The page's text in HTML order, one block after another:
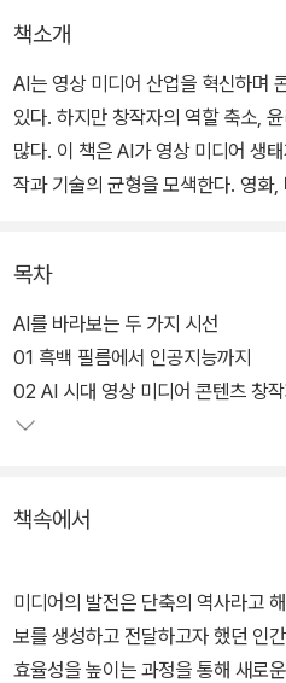
책소개
AI는 영상 미디어 산업을 혁신하며
있다. 하지만 창작자의 역할 축소,
많다. 이 책은 AI가 영상 미디어 생
작과 기술의 균형을 모색한다. 영화
제공하는 필독서다.
목차
AI를 바라보는 두 가지 시선
01 흑백 필름에서 인공지능까지
02 AI 시대 영상 미디어 콘텐츠 창
책속에서
미디어의 발전은 단축의 역사라고
보를 생성하고 전달하고자 했던 인
효율성을 높이는 과정을 통해 새로